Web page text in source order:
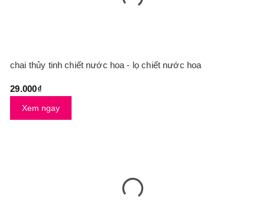
chai thủy tinh chiết nước hoa - lọ chiết nước hoa
29.000₫
Xem ngay